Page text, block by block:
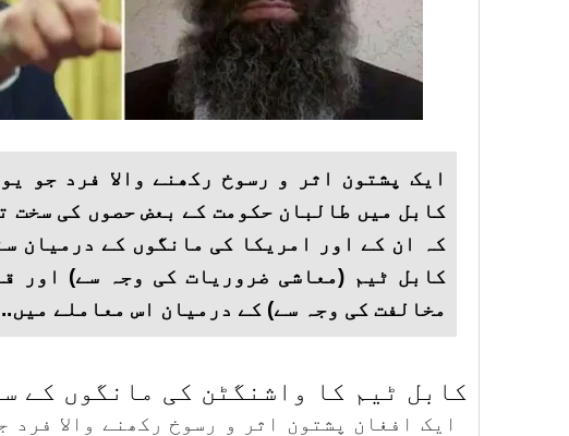
ایک پشتون اثر و رسوخ رکھنے والا فرد جو
کابل میں طالبان حکومت کے بعض حصوں کی سخت
کہ ان کے اور امریکا کی مانگوں کے درمیان
کابل ٹیم (معاشی ضروریات کی وجہ سے) اور
مخالفت کی وجہ سے) کے درمیان اس معاملے
​کابل ٹیم کا واشنگٹن کی مانگوں کے
ایک افغان پشتون اثر و رسوخ رکھنے والا فرد